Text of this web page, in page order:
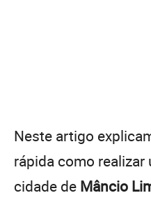
Neste artigo
rápida como realizar
cidade de Mâncio